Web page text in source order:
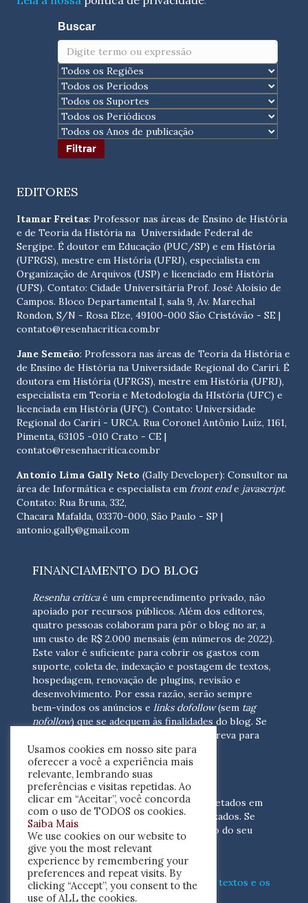
Buscar
EDITORES
Itamar Freitas: Professor nas áreas de Ensino de História
e de Teoria da História na Universidade Federal de
Sergipe. É doutor em Educação (PUC/SP) e em História
(UFRGS), mestre em História (UFRJ), especialista em
Organização de Arquivos (USP) e licenciado em História
(UFS). Contato: Cidade Universitária Prof. José Aloísio de
Campos. Bloco Departamental I, sala 9, Av. Marechal
Rondon, S/N - Rosa Elze, 49100-000 São Cristóvão - SE |
contato@resenhacritica.com.br
Jane Semeão: Professora nas áreas de Teoria da História e
de Ensino de História na Universidade Regional do Cariri. É
doutora em História (UFRGS), mestre em História (UFRJ),
especialista em Teoria e Metodologia da HIstória (UFC) e
licenciada em História (UFC). Contato: Universidade
Regional do Cariri - URCA. Rua Coronel Antônio Luíz, 1161,
Pimenta, 63105 -010 Crato - CE |
contato@resenhacritica.com.br
Antonio Lima Gally Neto (Gally Developer): Consultor na
área de Informática e especialista em front ende javascript.
Contato: Rua Bruna, 332,
Chacara Mafalda, 03370-000, São Paulo - SP |
antonio.gally@gmail.com
FINANCIAMENTO DO BLOG
Resenha críticaé um empreendimento privado, não
apoiado por recursos públicos. Além dos editores,
quatro pessoas colaboram para pôr o blog no ar, a
um custo de R$ 2.000 mensais (em números de 2022).
Este valor é suficiente para cobrir os gastos com
suporte, coleta de, indexação e postagem de textos,
hospedagem, renovação de plugins, revisão e
desenvolvimento. Por essa razão, serão sempre
bem-vindos os anúncios e links dofollow(sem tag
nofollow) que se adequem às finalidades do blog. Se
escreva para
nós(contato@resenhacritica.com.br)
FONTES E ACERVO
As resenhas, dossiês e sumários são coletados em
periódicos acadêmicos e sites especializados. Se
você tem interesse em divulgar o acervo do seu
periódico, escreva para nós
(contato@resenhacritica.com.br)
Conheça omodocomo processamos os textos e os
índicesdisponibilizados neste blog.
Usamos cookies em nosso site para
oferecer a você a experiência mais
relevante, lembrando suas
preferências e visitas repetidas. Ao
clicar em “Aceitar”, você concorda
com o uso de TODOS os cookies.
Saiba Mais
We use cookies on our website to
give you the most relevant
experience by remembering your
preferences and repeat visits. By
clicking “Accept”, you consent to the
use of ALL the cookies.